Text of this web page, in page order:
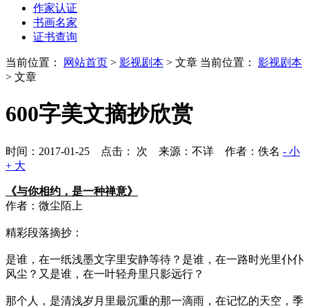
作家认证
书画名家
证书查询
当前位置： 网站首页 > 影视剧本 > 文章 当前位置： 影视剧本
> 文章
600字美文摘抄欣赏
时间：2017-01-25 点击： 次 来源：不详 作者：佚名 - 小
+ 大
《与你相约，是一种禅意》
作者：微尘陌上
精彩段落摘抄：
是谁，在一纸浅墨文字里安静等待？是谁，在一路时光里仆仆
风尘？又是谁，在一叶轻舟里只影远行？
那个人，是清浅岁月里最沉重的那一滴雨，在记忆的天空，季